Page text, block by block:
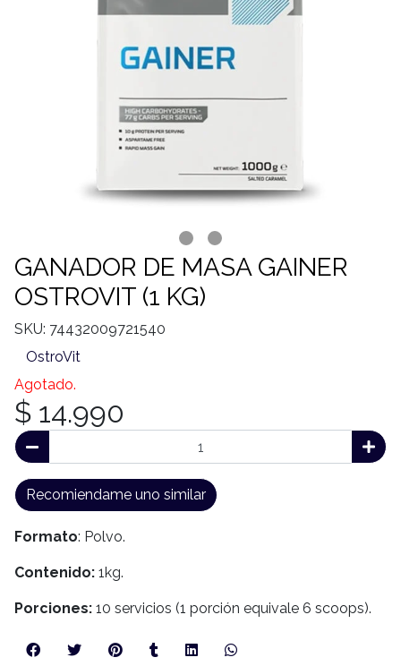
GANADOR DE MASA GAINER
OSTROVIT (1 KG)
SKU: 74432009721540
OstroVit
Agotado.
$ 14.990
Recomiendame uno similar
Formato: Polvo.
Contenido: 1kg.
Porciones: 10 servicios (1 porción equivale 6 scoops).